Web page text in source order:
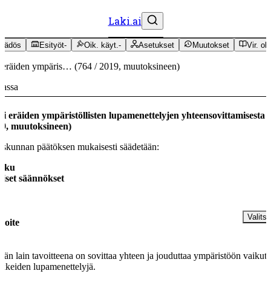
Laki.ai
Esityöt- Oik. käyt.- Asetukset Muutokset Vir.
ympäris… (764 / 2019, muutoksineen)
eräiden ympäristöllisten lupamenettelyjen yhteensovittamisesta
, muutoksineen)
päätöksen mukaisesti säädetään:
säännökset
lain tavoitteena on sovittaa yhteen ja jouduttaa ympäristöön
lupamenettelyjä.